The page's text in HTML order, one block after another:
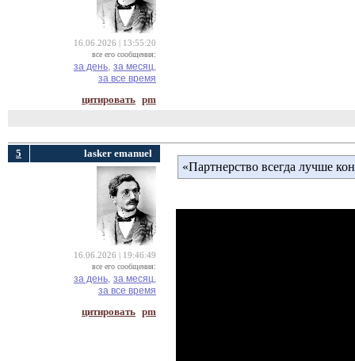
16.06.2026 | 13:55:20
все его сообщения:
за день, за месяц,
за все время
цитировать pm
5 lasker emanuel
16.06.2026 | 19:46:49
все его сообщения:
за день, за месяц,
за все время
цитировать pm
«Партнерство всегда лучше